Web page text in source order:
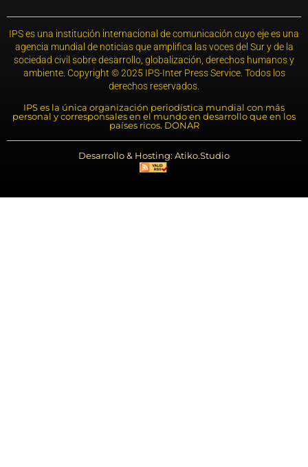
IPS es una institución internacional de comunicación cuyo eje es una
agencia mundial de noticias que amplifica las voces del Sur y de la
sociedad civil sobre desarrollo, globalización, derechos humanos y
ambiente. Copyright © 2025 IPS-Inter Press Service. Todos los
derechos reservados.
IPS es la única organización periodística mundial con más
personal y corresponsales en el mundo en desarrollo que en los
países ricos. DONAR
Desarrollo & Hosting: Atiko.Studio